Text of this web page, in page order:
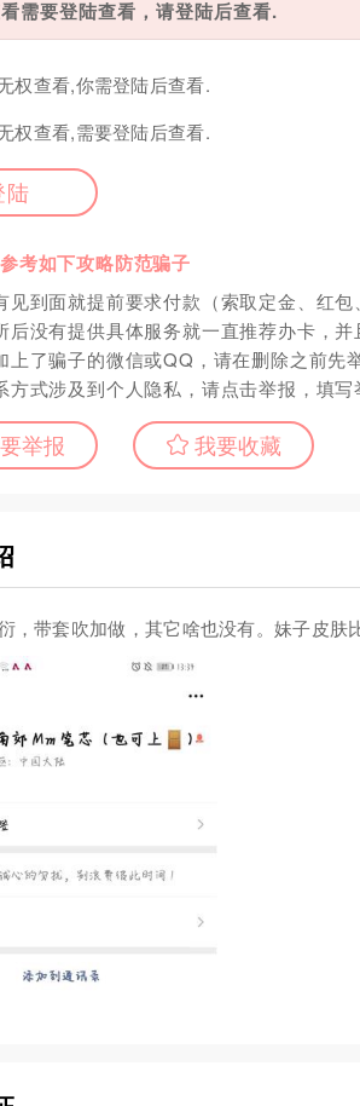
需要登陆查看，请登陆后查看.
权查看,你需登陆后查看.
权查看,需要登陆后查看.
陆
考如下攻略防范骗子
见到面就提前要求付款（索取定金、红
后没有提供具体服务就一直推荐办卡，
上了骗子的微信或QQ，请在删除之前先
方式涉及到个人隐私，请点击举报，填写
举报 我要收藏
，带套吹加做，其它啥也没有。妹子皮